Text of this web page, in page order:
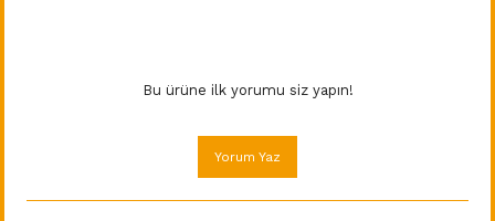
Bu ürüne ilk yorumu siz yapın!
Yorum Yaz